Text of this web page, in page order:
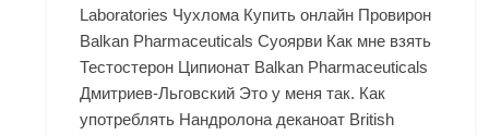
Laboratories Чухлома Купить онлайн Провирон
Balkan Pharmaceuticals Суоярви Как мне взять
Тестостерон Ципионат Balkan Pharmaceuticals
Дмитриев-Льговский Это у меня так. Как
употреблять Нандролона деканоат British